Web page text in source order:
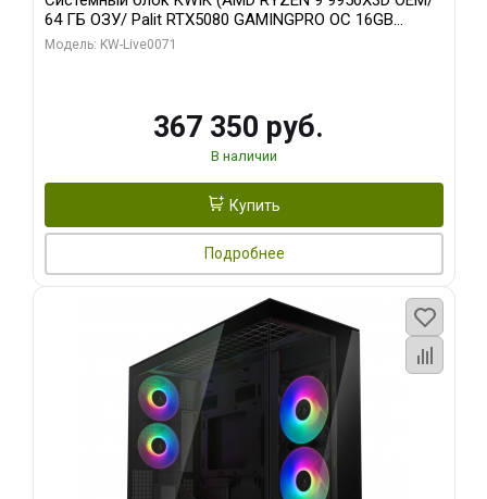
64 ГБ ОЗУ/ Palit RTX5080 GAMINGPRO OC 16GB
GDDR7 256bit 3xDP HD/ 960 ГБ SSD)
Модель: KW-Live0071
367 350 руб.
В наличии
Купить
Подробнее